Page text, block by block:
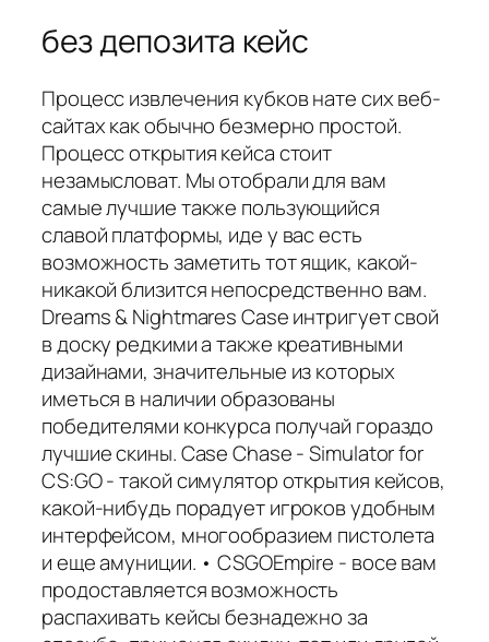
без депозита кейс
Процесс извлечения кубков нате сих веб-
сайтах как обычно безмерно простой.
Процесс открытия кейса стоит
незамысловат. Мы отобрали для вам
самые лучшие также пользующийся
славой платформы, иде у вас есть
возможность заметить тот ящик, какой-
никакой близится непосредственно вам.
Dreams & Nightmares Case интригует свой
в доску редкими а также креативными
дизайнами, значительные из которых
иметься в наличии образованы
победителями конкурса получай гораздо
лучшие скины. Case Chase - Simulator for
CS:GO - такой симулятор открытия кейсов,
какой-нибудь порадует игроков удобным
интерфейсом, многообразием пистолета
и еще амуниции. • CSGOEmpire - восе вам
продоставляется возможность
распахивать кейсы безнадежно за